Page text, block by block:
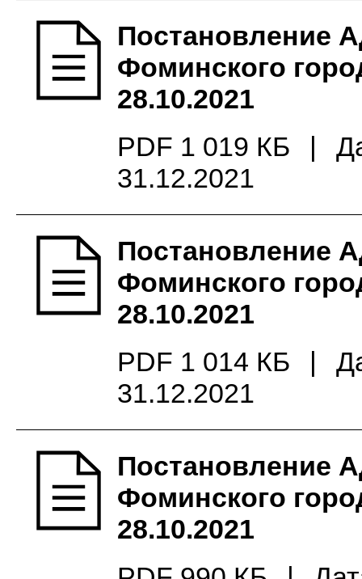
Постановление
Фоминского
28.10.2021
PDF 1 019 КБ
|
31.12.2021
Постановление
Фоминского
28.10.2021
PDF 1 014 КБ
|
31.12.2021
Постановление
Фоминского
28.10.2021